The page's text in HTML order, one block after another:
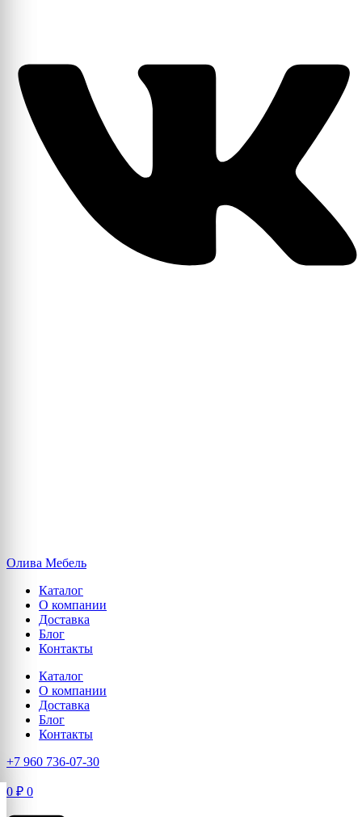
Олива Мебель
Каталог
О компании
Доставка
Блог
Контакты
Каталог
О компании
Доставка
Блог
Контакты
+7 960 736-07-30
0 ₽ 0